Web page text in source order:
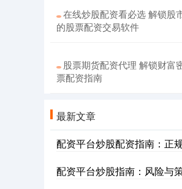
在线炒股配资看必选 解锁股
的股票配资交易软件
股票期货配资代理 解锁财富
票配资指南
最新文章
配资平台炒股配资指南：正
配资平台炒股指南：风险与